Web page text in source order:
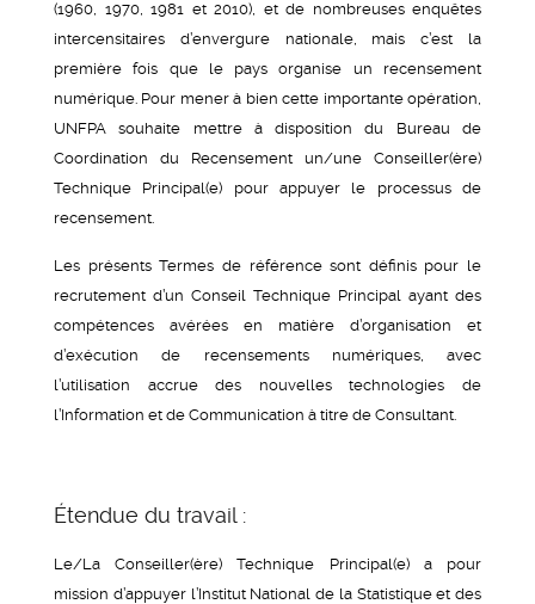
(1960, 1970, 1981 et 2010), et de nombreuses enquêtes
intercensitaires d’envergure nationale, mais c’est la
première fois que le pays organise un recensement
numérique. Pour mener à bien cette importante opération,
UNFPA souhaite mettre à disposition du Bureau de
Coordination du Recensement un/une Conseiller(ère)
Technique Principal(e) pour appuyer le processus de
recensement.
Les présents Termes de référence sont définis pour le
recrutement d’un Conseil Technique Principal ayant des
compétences avérées en matière d’organisation et
d’exécution de recensements numériques, avec
l’utilisation accrue des nouvelles technologies de
l’Information et de Communication à titre de Consultant.
Étendue du travail :
Le/La Conseiller(ère) Technique Principal(e) a pour
mission d’appuyer l’Institut National de la Statistique et des